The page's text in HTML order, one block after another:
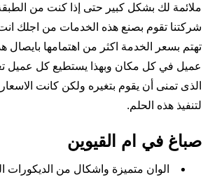
ملائمة لك بشكل كبير حتى إذا كنت من
شركتنا تقوم بصنع هذه الخدمات من اجلك انت
تهتم بسعر الخدمة اكثر من اهتمامها بايصال
عميل في كل مكان وبهذا يستطيع كل عميل
الذى تمنى أن يقوم بتغيره ولكن كانت
لتنفيذ هذه الحلم.
صباغ في ام القيوين
الوان متميزة واشكال من الديكورات